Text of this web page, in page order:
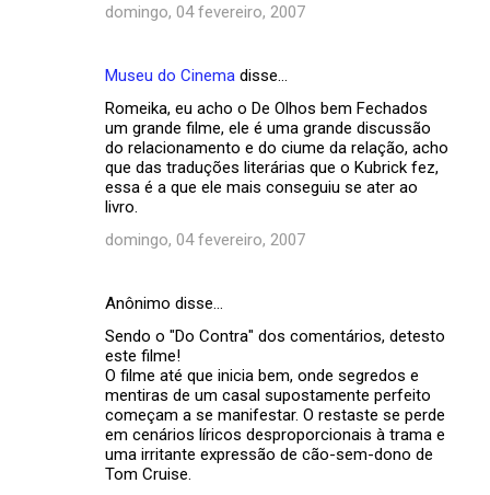
domingo, 04 fevereiro, 2007
Museu do Cinema disse…
Romeika, eu acho o De Olhos bem Fechados
um grande filme, ele é uma grande discussão
do relacionamento e do ciume da relação, acho
que das traduções literárias que o Kubrick fez,
essa é a que ele mais conseguiu se ater ao
livro.
domingo, 04 fevereiro, 2007
Anônimo disse…
Sendo o "Do Contra" dos comentários, detesto
este filme!
O filme até que inicia bem, onde segredos e
mentiras de um casal supostamente perfeito
começam a se manifestar. O restaste se perde
em cenários líricos desproporcionais à trama e
uma irritante expressão de cão-sem-dono de
Tom Cruise.